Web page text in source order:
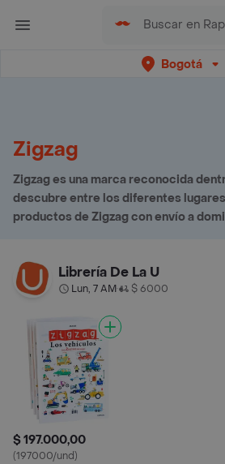
Bogotá
Zigzag
Zigzag es una marca reconocida
descubre entre los diferentes
productos de Zigzag con envío a
Librería De La U
Lun, 7 AM• $ 6000
$ 197.000,00
(197000/und)